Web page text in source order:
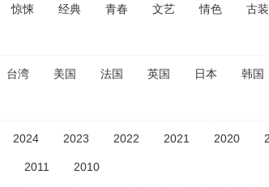
惊悚 经典 青春 文艺 情色 古装
台湾 美国 法国 英国 日本 韩国
2024 2023 2022 2021 2020
2011 2010